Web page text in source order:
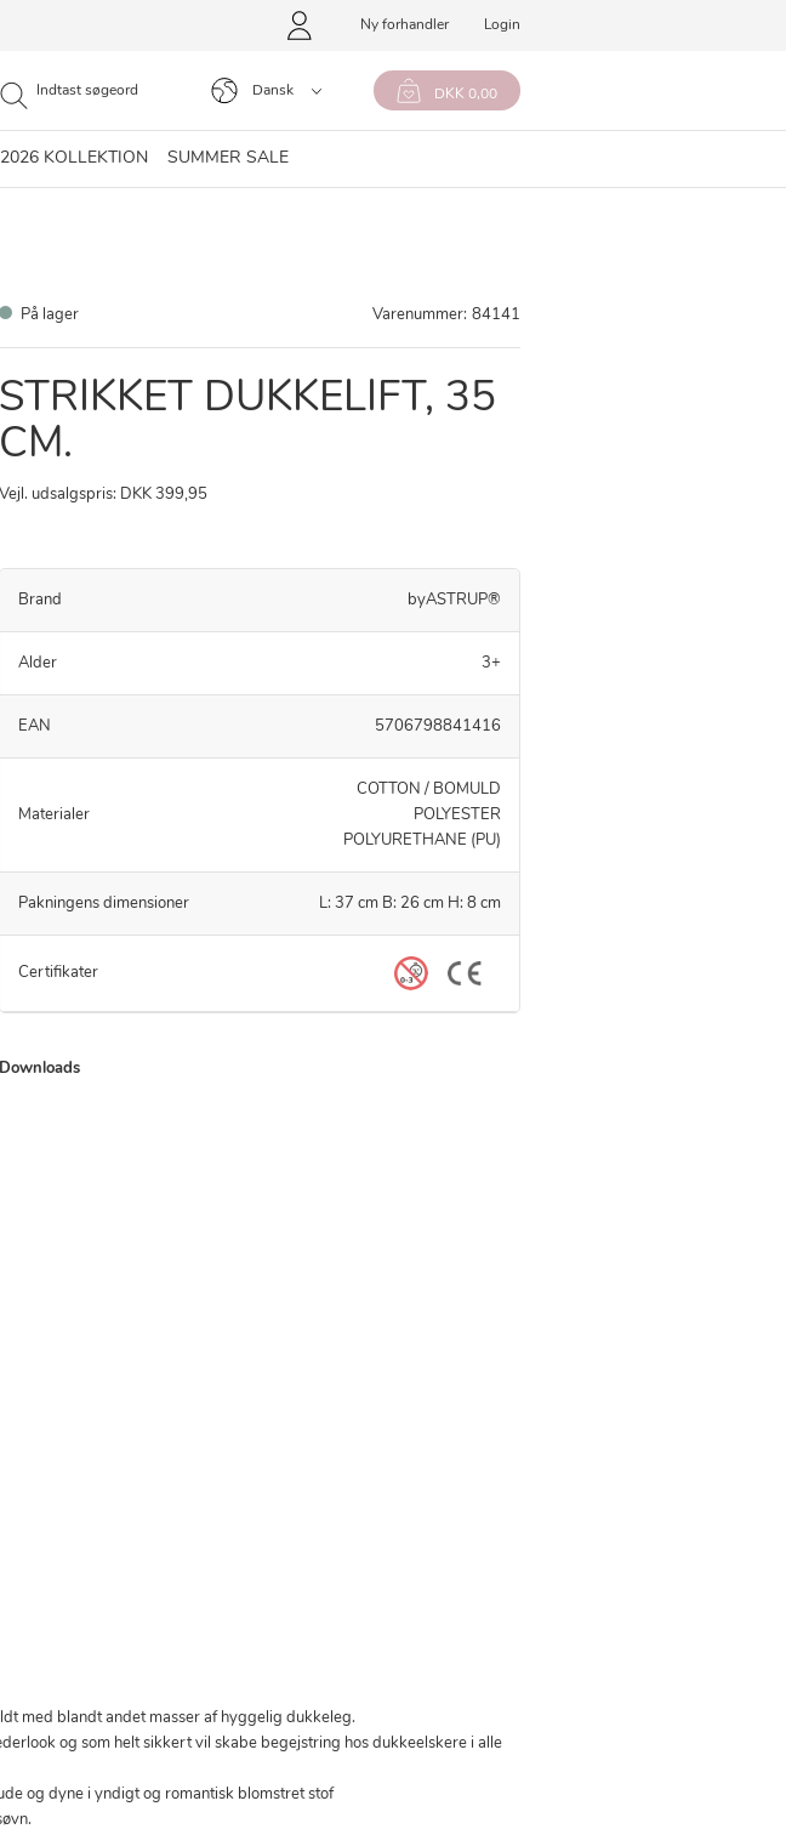
Ny forhandler Login
Dansk DKK 0,00
2026 KOLLEKTION SUMMER SALE
På lager Varenummer: 84141
STRIKKET DUKKELIFT, 35
CM.
Vejl. udsalgspris: DKK 399,95
Brand byASTRUP®
Alder 3+
EAN 5706798841416
Materialer
COTTON / BOMULD
POLYESTER
POLYURETHANE (PU)
Pakningens dimensioner L: 37 cm B: 26 cm H: 8 cm
Certifikater
Downloads
med blandt andet masser af hyggelig dukkeleg.
og som helt sikkert vil skabe begejstring hos dukkeelskere i alle
og dyne i yndigt og romantisk blomstret stof